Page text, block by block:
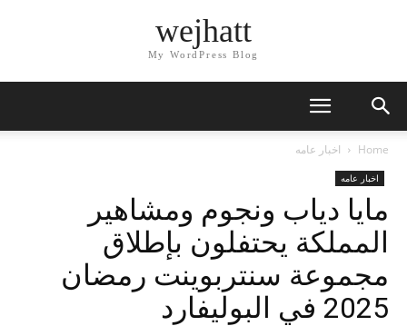
wejhatt
My WordPress Blog
Home اخبار عامه
اخبار عامه
مايا دياب ونجوم ومشاهير
المملكة يحتفلون بإطلاق
مجموعة سنتربوينت رمضان
2025 في البوليفارد